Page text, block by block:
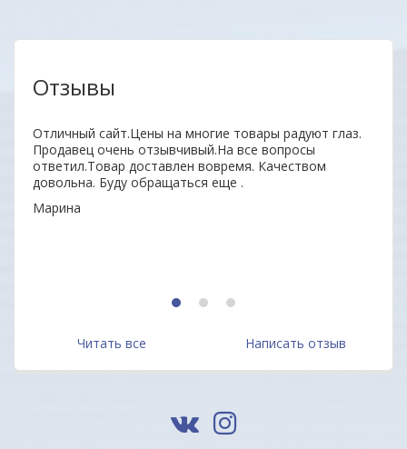
Отзывы
Отличный сайт.Цены на многие товары радуют глаз.
Продавец очень отзывчивый.На все вопросы
ответил.Товар доставлен вовремя. Качеством
довольна. Буду обращаться еще .
Марина
1 2 3
Читать все Написать отзыв